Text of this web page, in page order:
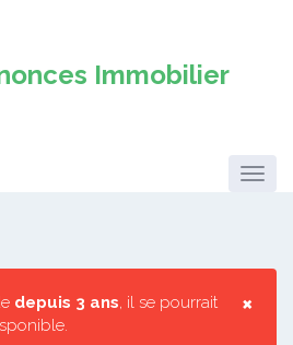
×
depuis 3 ans, il se pourrait